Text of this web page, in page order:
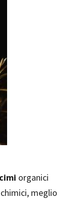
organici
meglio